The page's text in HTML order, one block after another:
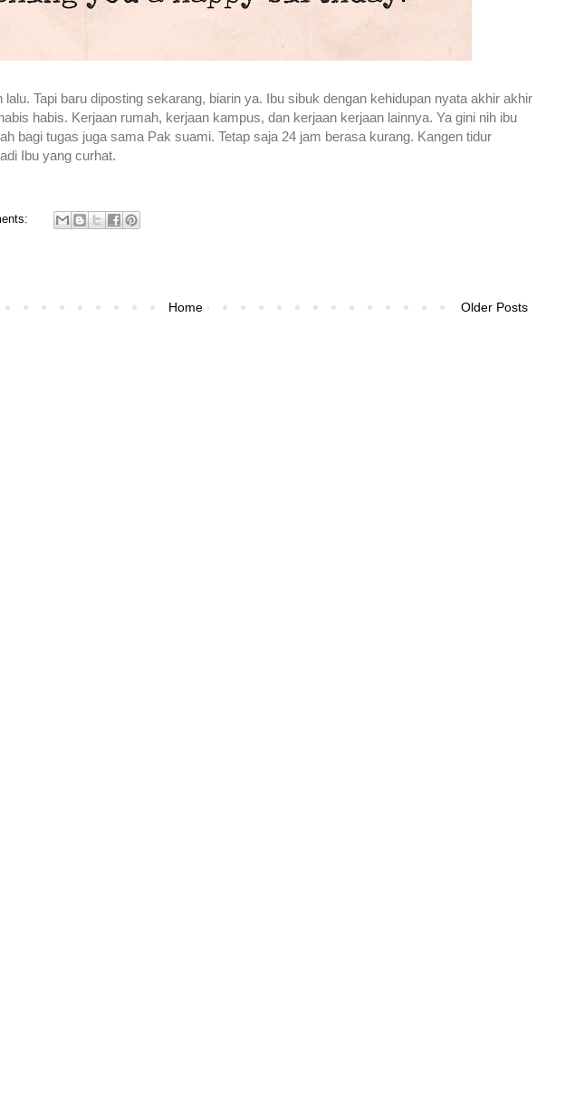
lalu. Tapi baru diposting sekarang, biarin ya. Ibu sibuk dengan kehidupan nyata akhir akhir
habis. Kerjaan rumah, kerjaan kampus, dan kerjaan kerjaan lainnya. Ya gini nih ibu
bagi tugas juga sama Pak suami. Tetap saja 24 jam berasa kurang. Kangen tidur
Ibu yang curhat.
Older Posts
Home